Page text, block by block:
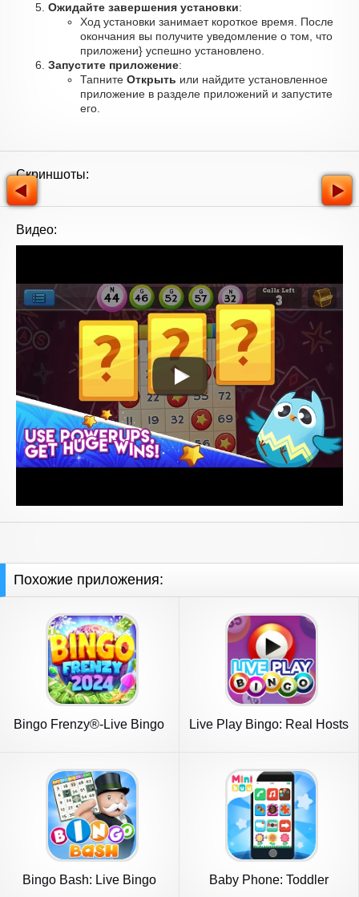
Ожидайте завершения установки:
Ход установки занимает короткое время. После
окончания вы получите уведомление о том, что
приложени} успешно установлено.
Запустите приложение:
Тапните Открыть или найдите установленное
приложение в разделе приложений и запустите
его.
Скриншоты:
Видео:
Похожие приложения:
Bingo Frenzy®-Live Bingo
Live Play Bingo: Real Hosts
Bingo Bash: Live Bingo
Baby Phone: Toddler